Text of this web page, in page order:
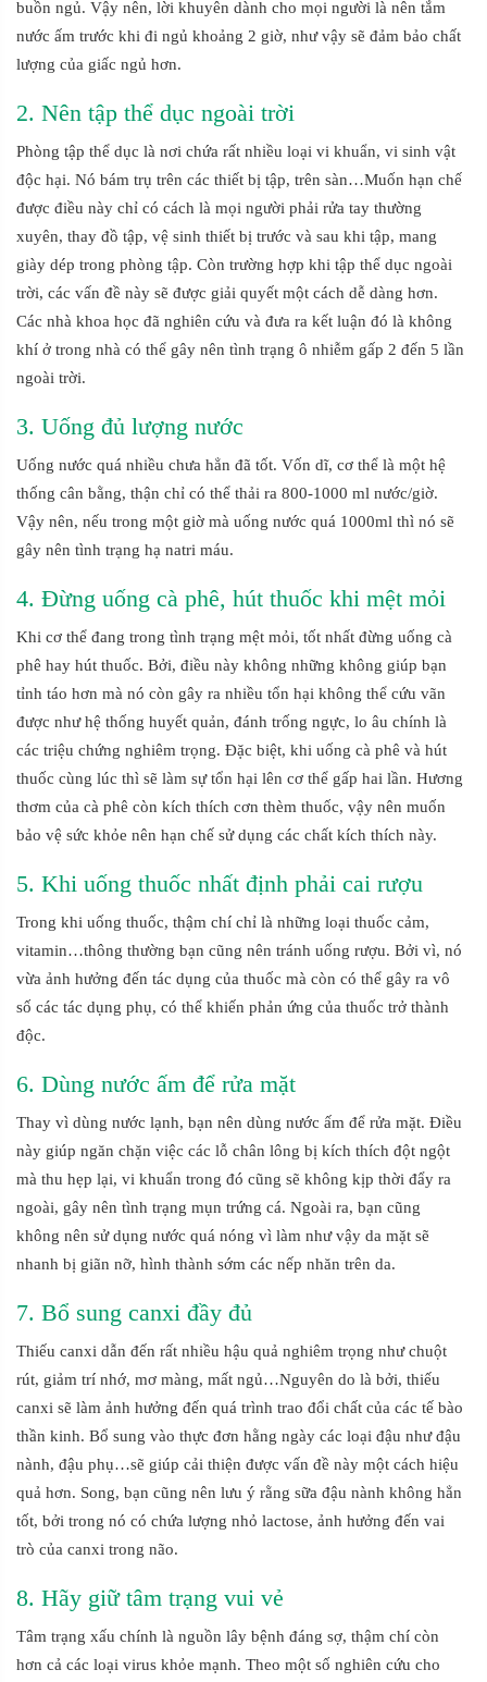
buồn ngủ. Vậy nên, lời khuyên dành cho mọi người là nên tắm
nước ấm trước khi đi ngủ khoảng 2 giờ, như vậy sẽ đảm bảo chất
lượng của giấc ngủ hơn.
2. Nên tập thể dục ngoài trời
Phòng tập thể dục là nơi chứa rất nhiều loại vi khuẩn, vi sinh vật
độc hại. Nó bám trụ trên các thiết bị tập, trên sàn…Muốn hạn chế
được điều này chỉ có cách là mọi người phải rửa tay thường
xuyên, thay đồ tập, vệ sinh thiết bị trước và sau khi tập, mang
giày dép trong phòng tập. Còn trường hợp khi tập thể dục ngoài
trời, các vấn đề này sẽ được giải quyết một cách dễ dàng hơn.
Các nhà khoa học đã nghiên cứu và đưa ra kết luận đó là không
khí ở trong nhà có thể gây nên tình trạng ô nhiễm gấp 2 đến 5 lần
ngoài trời.
3. Uống đủ lượng nước
Uống nước quá nhiều chưa hẳn đã tốt. Vốn dĩ, cơ thể là một hệ
thống cân bằng, thận chỉ có thể thải ra 800-1000 ml nước/giờ.
Vậy nên, nếu trong một giờ mà uống nước quá 1000ml thì nó sẽ
gây nên tình trạng hạ natri máu.
4. Đừng uống cà phê, hút thuốc khi mệt mỏi
Khi cơ thể đang trong tình trạng mệt mỏi, tốt nhất đừng uống cà
phê hay hút thuốc. Bởi, điều này không những không giúp bạn
tỉnh táo hơn mà nó còn gây ra nhiều tổn hại không thể cứu vãn
được như hệ thống huyết quản, đánh trống ngực, lo âu chính là
các triệu chứng nghiêm trọng. Đặc biệt, khi uống cà phê và hút
thuốc cùng lúc thì sẽ làm sự tổn hại lên cơ thể gấp hai lần. Hương
thơm của cà phê còn kích thích cơn thèm thuốc, vậy nên muốn
bảo vệ sức khỏe nên hạn chế sử dụng các chất kích thích này.
5. Khi uống thuốc nhất định phải cai rượu
Trong khi uống thuốc, thậm chí chỉ là những loại thuốc cảm,
vitamin…thông thường bạn cũng nên tránh uống rượu. Bởi vì, nó
vừa ảnh hưởng đến tác dụng của thuốc mà còn có thể gây ra vô
số các tác dụng phụ, có thể khiến phản ứng của thuốc trở thành
độc.
6. Dùng nước ấm để rửa mặt
Thay vì dùng nước lạnh, bạn nên dùng nước ấm để rửa mặt. Điều
này giúp ngăn chặn việc các lỗ chân lông bị kích thích đột ngột
mà thu hẹp lại, vi khuẩn trong đó cũng sẽ không kịp thời đẩy ra
ngoài, gây nên tình trạng mụn trứng cá. Ngoài ra, bạn cũng
không nên sử dụng nước quá nóng vì làm như vậy da mặt sẽ
nhanh bị giãn nỡ, hình thành sớm các nếp nhăn trên da.
7. Bổ sung canxi đầy đủ
Thiếu canxi dẫn đến rất nhiều hậu quả nghiêm trọng như chuột
rút, giảm trí nhớ, mơ màng, mất ngủ…Nguyên do là bởi, thiếu
canxi sẽ làm ảnh hưởng đến quá trình trao đổi chất của các tế bào
thần kinh. Bổ sung vào thực đơn hằng ngày các loại đậu như đậu
nành, đậu phụ…sẽ giúp cải thiện được vấn đề này một cách hiệu
quả hơn. Song, bạn cũng nên lưu ý rằng sữa đậu nành không hẳn
tốt, bởi trong nó có chứa lượng nhỏ lactose, ảnh hưởng đến vai
trò của canxi trong não.
8. Hãy giữ tâm trạng vui vẻ
Tâm trạng xấu chính là nguồn lây bệnh đáng sợ, thậm chí còn
hơn cả các loại virus khỏe mạnh. Theo một số nghiên cứu cho